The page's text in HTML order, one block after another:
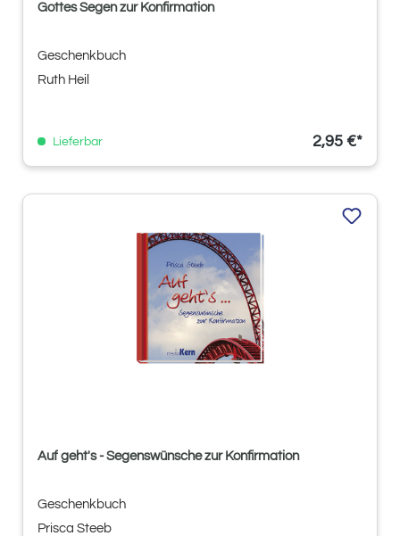
Gottes Segen zur Konfirmation
Geschenkbuch
Ruth Heil
Lieferbar 2,95 €*
Auf geht's - Segenswünsche zur Konfirmation
Geschenkbuch
Prisca Steeb